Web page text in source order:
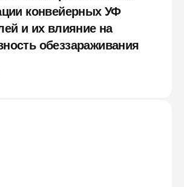
конвейерных УФ
и их влияние на
обеззараживания